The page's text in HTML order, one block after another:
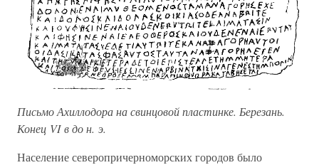
Письмо Ахиллодора на свинцовой пластинке. Березань.
Конец VI в до н. э.
Население северопричерноморских городов было